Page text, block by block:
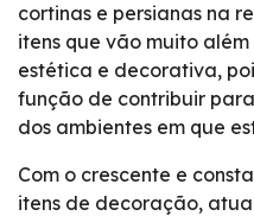
cortinas e persianas na
itens que vão muito
estética e decorativa,
função de contribuir
dos ambientes em que
Com o crescente e
itens de decoração,